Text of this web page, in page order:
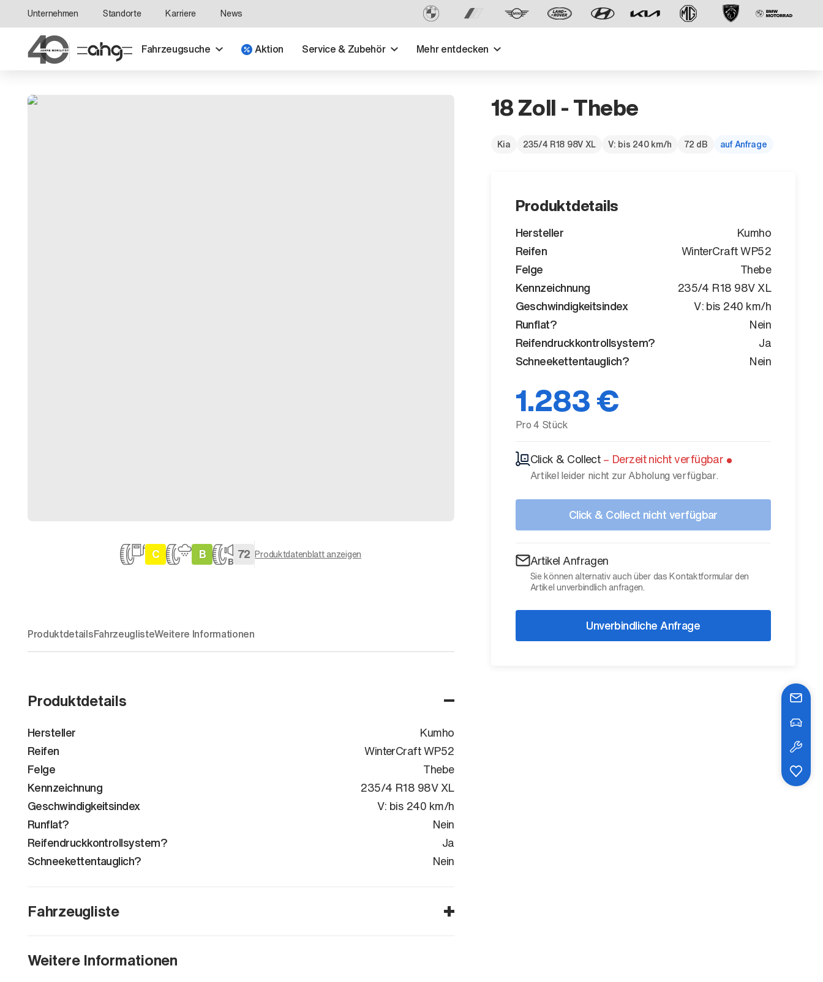
Unternehmen Standorte Karriere News
Fahrzeugsuche Aktion Service & Zubehör Mehr entdecken
Geschaffen, um vorauszugehen.
ProduktdetailsFahrzeuglisteWeitere Informationen
Produktdetails
Hersteller
Kumho
Reifen
WinterCraft WP52
Felge
Thebe
Kennzeichnung
235/4 R18 98V XL
Geschwindigkeitsindex
V: bis 240 km/h
Runflat?
Nein
Reifendruckkontrollsystem?
Ja
Schneekettentauglich?
Nein
Fahrzeugliste
XCeed
Weitere Informationen
C B 72 Produktdatenblatt anzeigen
18 Zoll - Thebe
Kia 235/4 R18 98V XL V: bis 240 km/h 72 dB auf Anfrage
Produktdetails
Hersteller
Kumho
Reifen
WinterCraft WP52
Felge
Thebe
Kennzeichnung
235/4 R18 98V XL
Geschwindigkeitsindex
V: bis 240 km/h
Runflat?
Nein
Reifendruckkontrollsystem?
Ja
Schneekettentauglich?
Nein
1.283 €
Pro 4 Stück
Click & Collect– Derzeit nicht verfügbar
Artikel leider nicht zur Abholung verfügbar.
Click & Collect nicht verfügbar
Artikel Anfragen
Sie können alternativ auch über das Kontaktformular den
Artikel unverbindlich anfragen.
Unverbindliche Anfrage